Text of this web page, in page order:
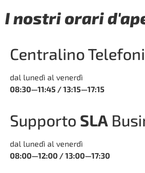
I nostri orari
Centralino
dal lunedì al venerdì
08:30—11:45 / 13:15—17:15
Supporto SLA
dal lunedì al venerdì
08:00—12:00 / 13:00—17:30